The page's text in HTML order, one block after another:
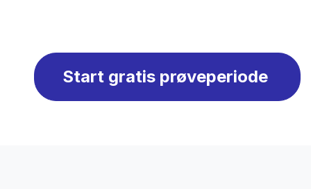
Start gratis prøveperiode